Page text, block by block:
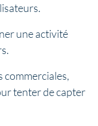
une activité
commerciales,
tenter de capter